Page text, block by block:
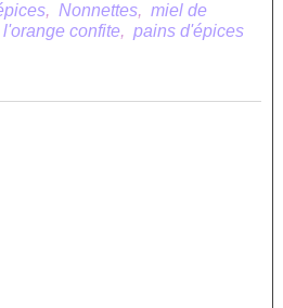
, Nonnettes, miel de
confite, pains d'épices